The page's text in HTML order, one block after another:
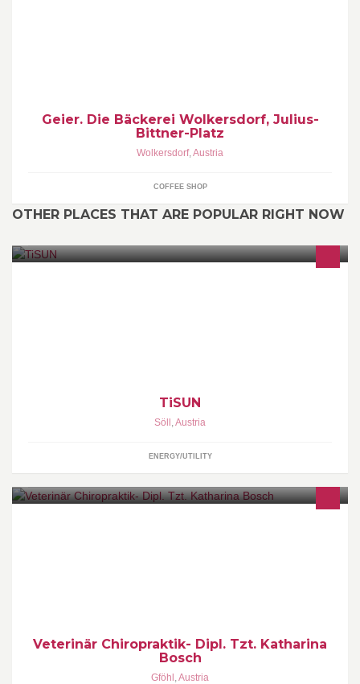
Geier. Die Bäckerei Wolkersdorf, Julius-
Bittner-Platz
Wolkersdorf,Austria
COFFEE SHOP
OTHER PLACES THAT ARE POPULAR RIGHT NOW
TiSUN
Söll ,Austria
ENERGY/UTILITY
Veterinär Chiropraktik- Dipl. Tzt. Katharina
Bosch
Gföhl ,Austria